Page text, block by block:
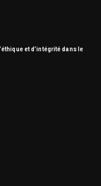
et d’intégrité dans le